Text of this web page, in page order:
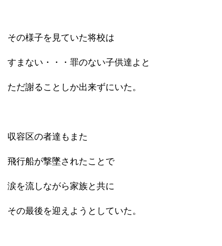
その様子を見ていた将校は
すまない・・・罪のない子供達よと
ただ謝ることしか出来ずにいた。
収容区の者達もまた
飛行船が撃墜されたことで
涙を流しながら家族と共に
その最後を迎えようとしていた。